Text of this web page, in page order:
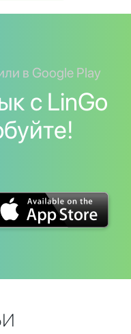
в Google Play
с LinGo